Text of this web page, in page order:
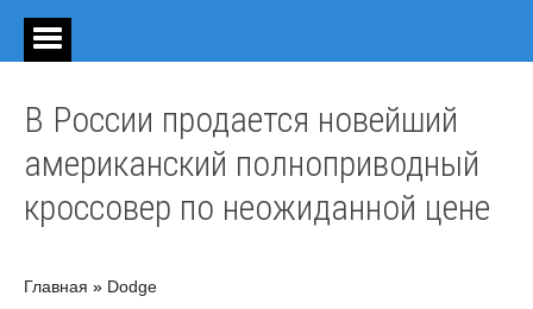
В России продается новейший
американский полноприводный
кроссовер по неожиданной цене
Главная » Dodge